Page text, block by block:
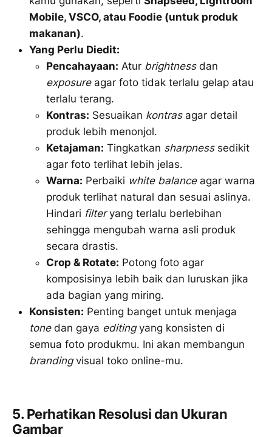
Mobile, VSCO, atau Foodie (untuk produk
makanan).
Yang Perlu Diedit:
Pencahayaan: Atur brightnessdan
exposureagar foto tidak terlalu gelap atau
terlalu terang.
Kontras: Sesuaikan kontrasagar detail
produk lebih menonjol.
Ketajaman: Tingkatkan sharpnesssedikit
agar foto terlihat lebih jelas.
Warna: Perbaiki white balanceagar warna
produk terlihat natural dan sesuai aslinya.
Hindari filteryang terlalu berlebihan
sehingga mengubah warna asli produk
secara drastis.
Crop & Rotate: Potong foto agar
komposisinya lebih baik dan luruskan jika
ada bagian yang miring.
Konsisten: Penting banget untuk menjaga
tonedan gaya editingyang konsisten di
semua foto produkmu. Ini akan membangun
brandingvisual toko online-mu.
5. Perhatikan Resolusi dan Ukuran
Gambar